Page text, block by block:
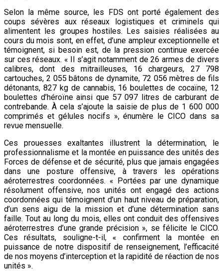
Selon la même source, les FDS ont porté également des
coups sévères aux réseaux logistiques et criminels qui
alimentent les groupes hostiles. Les saisies réalisées au
cours du mois sont, en effet, d’une ampleur exceptionnelle et
témoignent, si besoin est, de la pression continue exercée
sur ces réseaux. « Il s’agit notamment de 26 armes de divers
calibres, dont des mitrailleuses, 16 chargeurs, 27 798
cartouches, 2 055 bâtons de dynamite, 72 056 mètres de fils
détonants, 827 kg de cannabis, 16 boulettes de cocaïne, 12
boulettes d’héroïne ainsi que 57 097 litres de carburant de
contrebande. À cela s’ajoute la saisie de plus de 1 600 000
comprimés et gélules nocifs », énumère le CICO dans sa
revue mensuelle.
Ces prouesses exaltantes illustrent la détermination, le
professionnalisme et la montée en puissance des unités des
Forces de défense et de sécurité, plus que jamais engagées
dans une posture offensive, à travers les opérations
aéroterrestres coordonnées. « Portées par une dynamique
résolument offensive, nos unités ont engagé des actions
coordonnées qui témoignent d’un haut niveau de préparation,
d’un sens aigu de la mission et d’une détermination sans
faille. Tout au long du mois, elles ont conduit des offensives
aéroterrestres d’une grande précision », se félicite le CICO.
Ces résultats, souligne-t-il, « confirment la montée en
puissance de notre dispositif de renseignement, l’efficacité
de nos moyens d’interception et la rapidité de réaction de nos
unités ».